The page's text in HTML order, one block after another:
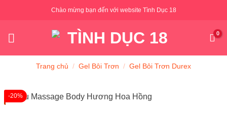
Chào mừng bạn đến với website Tình Dục 18
Trang chủ / Gel Bôi Trơn / Gel Bôi Trơn Durex
-20%